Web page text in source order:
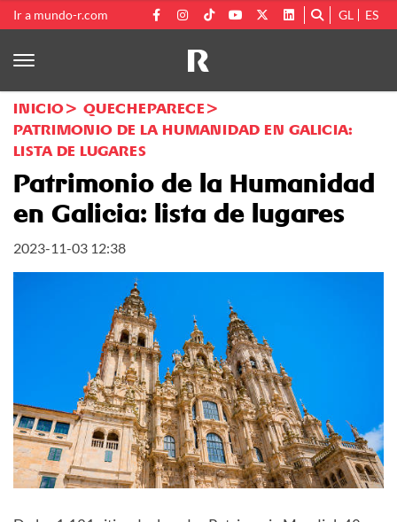
Ir a mundo-r.com GL ES
INICIO
QUECHEPARECE
PATRIMONIO DE LA HUMANIDAD EN GALICIA:
LISTA DE LUGARES
Patrimonio de la Humanidad
en Galicia: lista de lugares
2023-11-03 12:38